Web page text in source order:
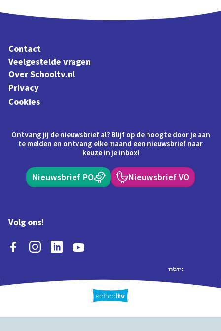
Contact
Veelgestelde vragen
Over Schooltv.nl
Privacy
Cookies
Ontvang jij de nieuwsbrief al? Blijf op de hoogte door je aan
te melden en ontvang elke maand een nieuwsbrief naar
keuze in je inbox!
Nieuwsbrief PO Nieuwsbrief VO
Volg ons!